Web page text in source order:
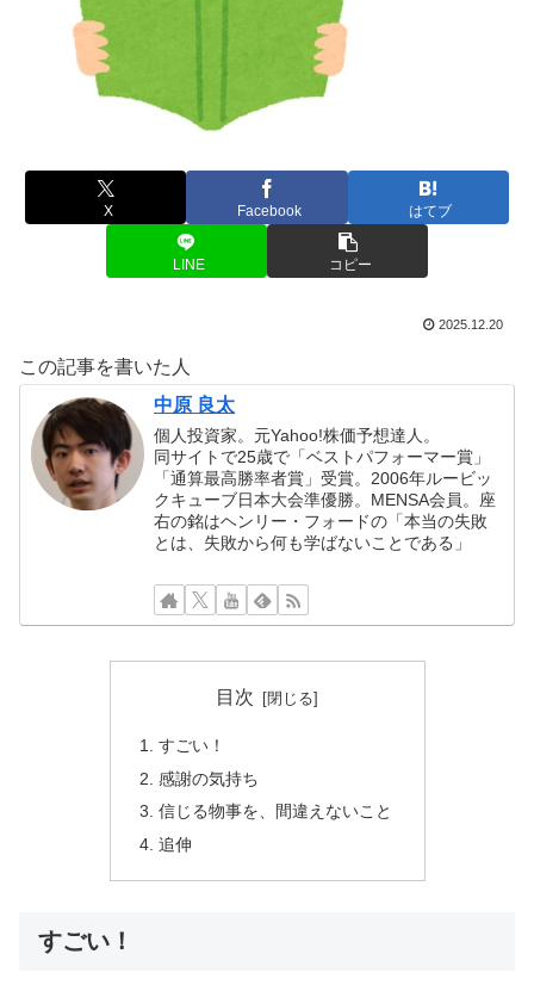
X Facebook はてブ
LINE コピー
2025.12.20
この記事を書いた人
中原 良太
個人投資家。元Yahoo!株価予想達人。
同サイトで25歳で「ベストパフォーマー賞」
「通算最高勝率者賞」受賞。2006年ルービッ
クキューブ日本大会準優勝。MENSA会員。座
右の銘はヘンリー・フォードの「本当の失敗
とは、失敗から何も学ばないことである」
目次
すごい！
感謝の気持ち
信じる物事を、間違えないこと
追伸
すごい！